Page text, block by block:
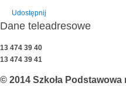
Udostępnij
Dane teleadresowe
13 474 39 40
13 474 39 41
© 2014 Szkoła